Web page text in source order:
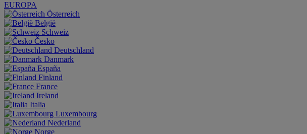
EUROPA
Österreich
België
Schweiz
Česko
Deutschland
Danmark
España
Finland
France
Ireland
Italia
Luxembourg
Nederland
Norge